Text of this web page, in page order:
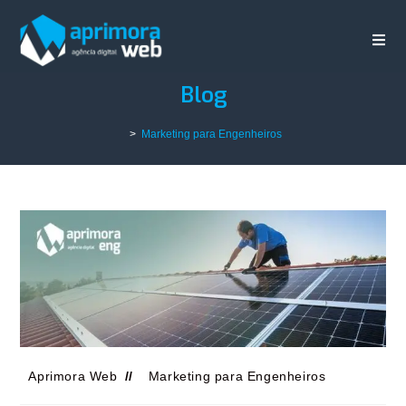
Blog
> Marketing para Engenheiros
Aprimora Web Marketing para Engenheiros